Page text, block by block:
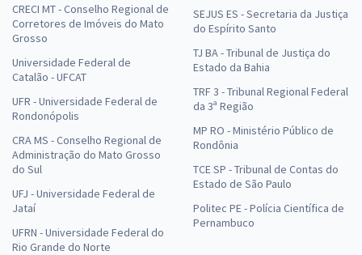
CRECI MT - Conselho Regional de
Corretores de Imóveis do Mato
Grosso
Universidade Federal de
Catalão - UFCAT
UFR - Universidade Federal de
Rondonópolis
CRA MS - Conselho Regional de
Administração do Mato Grosso
do Sul
UFJ - Universidade Federal de
Jataí
UFRN - Universidade Federal do
Rio Grande do Norte
SEJUS ES - Secretaria da Justiça
do Espírito Santo
TJ BA - Tribunal de Justiça do
Estado da Bahia
TRF 3 - Tribunal Regional Federal
da 3ª Região
MP RO - Ministério Público de
Rondônia
TCE SP - Tribunal de Contas do
Estado de São Paulo
Politec PE - Polícia Científica de
Pernambuco